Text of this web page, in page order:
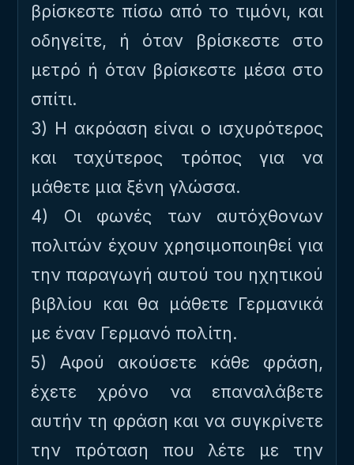
βρίσκεστε πίσω από το τιμόνι, και
οδηγείτε, ή όταν βρίσκεστε στο
μετρό ή όταν βρίσκεστε μέσα στο
σπίτι.
3) Η ακρόαση είναι ο ισχυρότερος
και ταχύτερος τρόπος για να
μάθετε μια ξένη γλώσσα.
4) Οι φωνές των αυτόχθονων
πολιτών έχουν χρησιμοποιηθεί για
την παραγωγή αυτού του ηχητικού
βιβλίου και θα μάθετε Γερμανικά
με έναν Γερμανό πολίτη.
5) Αφού ακούσετε κάθε φράση,
έχετε χρόνο να επαναλάβετε
αυτήν τη φράση και να συγκρίνετε
την πρόταση που λέτε με την